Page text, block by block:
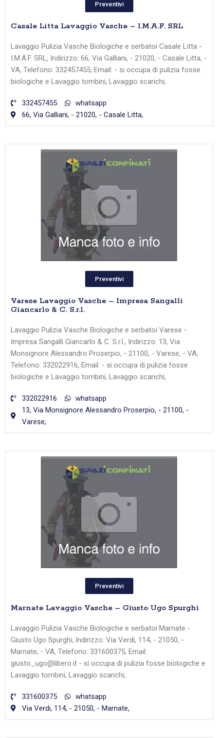
Preventivi
Casale Litta Lavaggio Vasche – I.M.A.F. SRL
Lavaggio Pulizia Vasche Biologiche e serbatoi Casale Litta -
I.M.A.F. SRL, Indirizzo: 66, Via Galliani, - 21020, - Casale Litta, -
VA, Telefono: 332457455, Email: - si occupa di pulizia fosse
biologiche e Lavaggio tombini, Lavaggio scarichi,
332457455
whatsapp
66, Via Galliani, - 21020, - Casale Litta,
Preventivi
Varese Lavaggio Vasche – Impresa Sangalli
Giancarlo & C. S.r.l.
Lavaggio Pulizia Vasche Biologiche e serbatoi Varese -
Impresa Sangalli Giancarlo & C. S.r.l., Indirizzo: 13, Via
Monsignore Alessandro Proserpio, - 21100, - Varese, - VA,
Telefono: 332022916, Email: - si occupa di pulizia fosse
biologiche e Lavaggio tombini, Lavaggio scarichi,
332022916
whatsapp
13, Via Monsignore Alessandro Proserpio, - 21100, -
Varese,
Preventivi
Marnate Lavaggio Vasche – Giusto Ugo Spurghi
Lavaggio Pulizia Vasche Biologiche e serbatoi Marnate -
Giusto Ugo Spurghi, Indirizzo: Via Verdi, 114, - 21050, -
Marnate, - VA, Telefono: 331600375, Email:
giusto_ugo@libero.it - si occupa di pulizia fosse biologiche e
Lavaggio tombini, Lavaggio scarichi,
331600375
whatsapp
Via Verdi, 114, - 21050, - Marnate,